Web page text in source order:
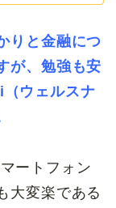
りと金融につ
が、勉強も安
ウェルスナ
ートフォン
大変楽である